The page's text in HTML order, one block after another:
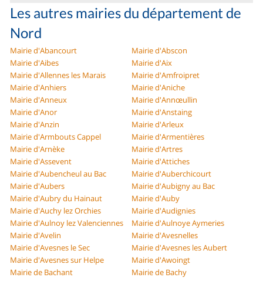
Les autres mairies du département de
Nord
Mairie d'Abancourt
Mairie d'Abscon
Mairie d'Aibes
Mairie d'Aix
Mairie d'Allennes les Marais
Mairie d'Amfroipret
Mairie d'Anhiers
Mairie d'Aniche
Mairie d'Anneux
Mairie d'Annœullin
Mairie d'Anor
Mairie d'Anstaing
Mairie d'Anzin
Mairie d'Arleux
Mairie d'Armbouts Cappel
Mairie d'Armentières
Mairie d'Arnèke
Mairie d'Artres
Mairie d'Assevent
Mairie d'Attiches
Mairie d'Aubencheul au Bac
Mairie d'Auberchicourt
Mairie d'Aubers
Mairie d'Aubigny au Bac
Mairie d'Aubry du Hainaut
Mairie d'Auby
Mairie d'Auchy lez Orchies
Mairie d'Audignies
Mairie d'Aulnoy lez Valenciennes
Mairie d'Aulnoye Aymeries
Mairie d'Avelin
Mairie d'Avesnelles
Mairie d'Avesnes le Sec
Mairie d'Avesnes les Aubert
Mairie d'Avesnes sur Helpe
Mairie d'Awoingt
Mairie de Bachant
Mairie de Bachy